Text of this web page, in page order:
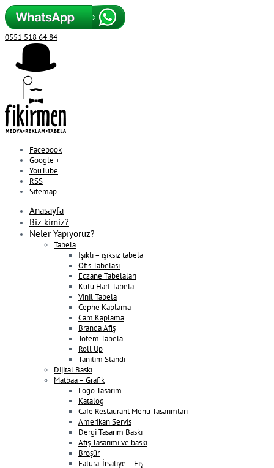
0551 518 64 84
Facebook
Google +
YouTube
RSS
Sitemap
Anasayfa
Biz kimiz?
Neler Yapıyoruz?
Tabela
Işıklı – ışıksız tabela
Ofis Tabelası
Eczane Tabelaları
Kutu Harf Tabela
Vinil Tabela
Cephe Kaplama
Cam Kaplama
Branda Afiş
Totem Tabela
Roll Up
Tanıtım Standı
Dijital Baskı
Matbaa – Grafik
Logo Tasarım
Katalog
Cafe Restaurant Menü Tasarımları
Amerikan Servis
Dergi Tasarım Baskı
Afiş Tasarımı ve baskı
Broşür
Fatura-İrsaliye – Fiş